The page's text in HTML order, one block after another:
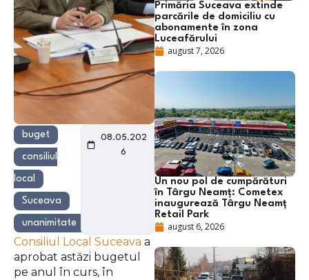
buget
consiliul
local
Suceava
unanimitate
08.05.202
6
Consiliul Local Suceava a
aprobat astăzi bugetul
pe anul în curs, în
Primăria Suceava extinde
parcările de domiciliu cu
abonamente în zona
Luceafărului
august 7, 2026
Un nou pol de cumpărături
în Târgu Neamț: Cometex
inaugurează Târgu Neamț
Retail Park
august 6, 2026